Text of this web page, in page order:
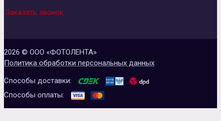
Заказать звонок
2026 © ООО «ФОТОЛЕНТА»
Политика обработки персональных данных
Способы доставки:
Способы оплаты: